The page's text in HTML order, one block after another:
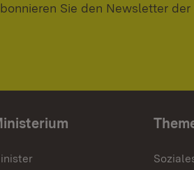
Sie den Newsletter der